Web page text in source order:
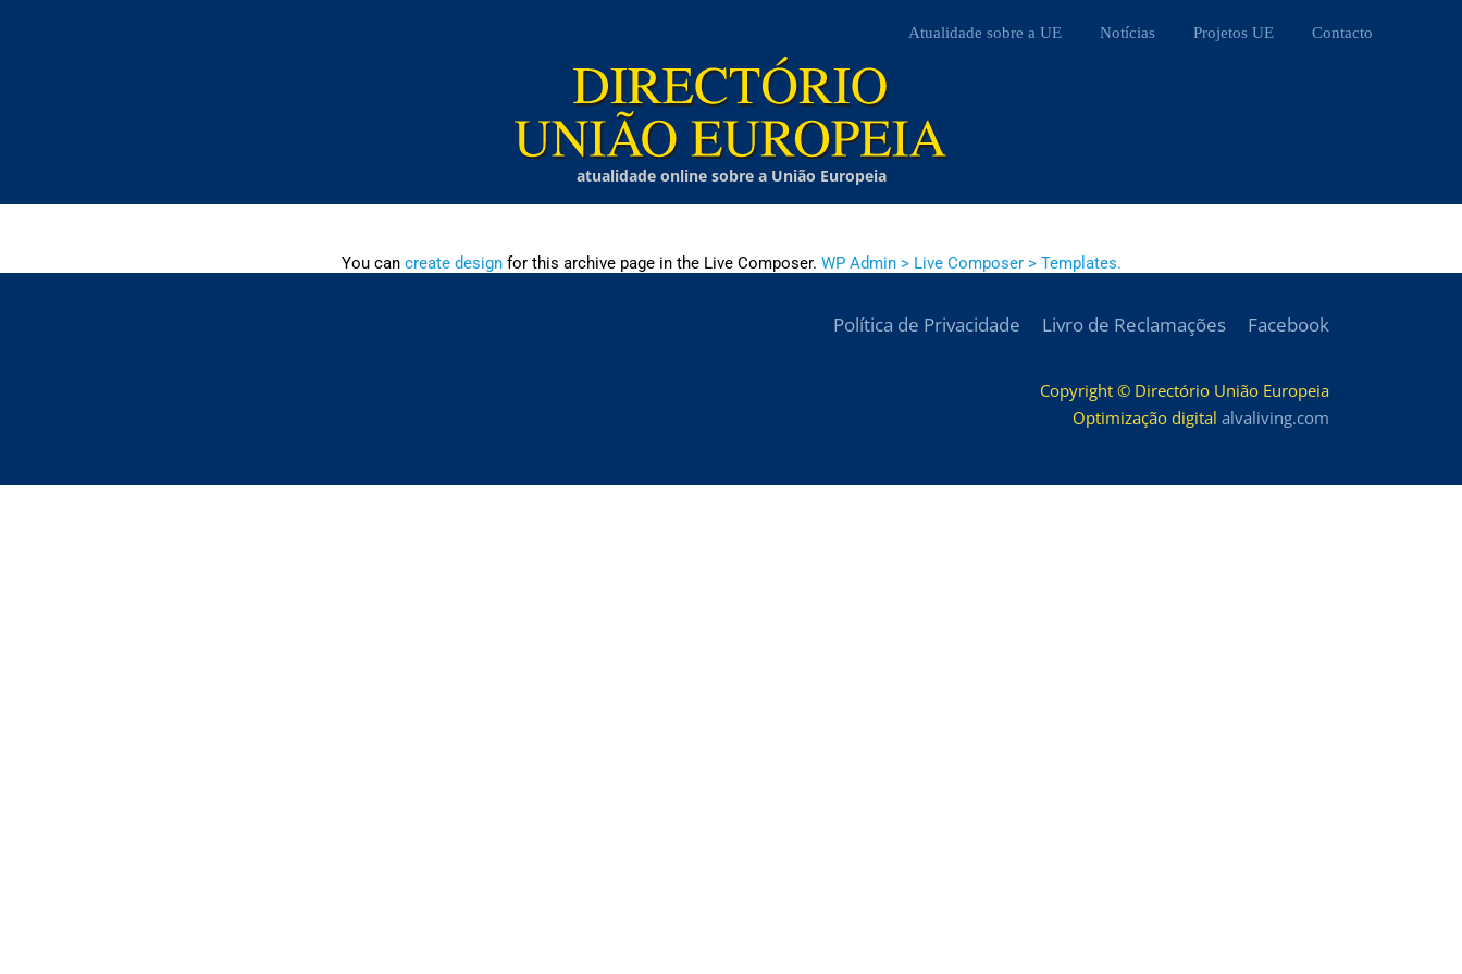
Atualidade sobre a UE Notícias Projetos UE Contacto
atualidade online sobre a União Europeia
You can create designfor this archive page in the Live Composer. WP Admin > Live Composer > Templates.
Política de Privacidade Livro de Reclamações Facebook
Copyright © Directório União Europeia
Optimização digital alvaliving.com